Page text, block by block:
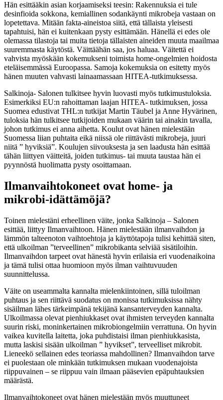
Hän esittääkin asian korjaamiseksi teesin: Rakennuksia ei tule
desinfioida sokkona, kemiallinen sodankäynti mikrobeja vastaan on
lopetettava. Mitään fakta-aineistoa siitä, että tällaista yleisesti
tapahtuisi, hän ei kuitenkaan pysty esittämään. Hänellä ei edes ole
olemassa tilastoja tai muita tietoja tällaisten aineiden muuta maailmaa
suuremmasta käytöstä. Väittäähän saa, jos haluaa. Väitettä ei
vahvista myöskään kokemukseni toimista home-ongelmien hoidosta
eteläisemmässä Euroopassa. Samoja kokemuksia on esitetty myös
hänen muuten vahvasti lainaamassaan HITEA-tutkimuksessa.
Salkinoja- Salonen tulkitsee hyvin luovasti myös tutkimustuloksia.
Esimerkiksi EU:n rahoittaman laajan HITEA- tutkimuksen, jossa
Suomea edustivat THL:n tutkijat Martin Täubel ja Anne Hyvärinen,
tuloksia hän tulkitsee tutkijoiden mukaan väärin tai ainakin tavalla,
johon tutkimus ei anna aihetta. Koulut ovat hänen mielestään
Suomessa liian puhtaita eikä niissä ole riittävästi mikrobeja, juuri
niitä ” hyviksiä”. Koulujen siivouksesta ja sen laadusta hän esittää
tähän liittyen väitteitä, joiden tutkimus- tai muuta taustaa hän ei
pyynnöstä huolimatta pysty osoittamaan.
Ilmanvaihtokoneet ovat home- ja
mikrobi-idättämöjä?
Toinen mielestäni erheellinen väite, jonka Salkinoja – Salonen
esittää, liittyy Ilmanvaihtoon. Hänen mielestään ilmanvaihdon ja
lämmön talteenoton vaihtoehtoja ja käyttötapoja tulisi kehittää siten,
että ulkoilman ”terveellinen” mikrobikanta selviää sisätiloihin.
Ilmanvaihdon tarpeet ovat hänestä hyvin erilaisia eri vuodenaikoina
ja tämä tulisi ottaa huomioon myös ilman vaihtuvuuden
suunnittelussa.
Väite on useammalta kannalta mielenkiintoinen, sillä tuloilman
puhtaus ja sen riittävä suodatus on monissa tutkimuksissa nähty
sisäilman lähes tärkeimpänä tekijänä kansanterveyden kannalta.
Ulkoilmassa olevat pienhiukkaset ovat ihmisten terveyden kannalta
suurin riski, moninkertainen mikrobiongelmiin verrattuna. On hyvin
vaikea kuvitella laitetta, joka puhdistaisi ilman pienhiukkasista,
mutta laskisi sisään ulkoilman ” hyvikset”, terveelliset mikrobit.
Lieneekö sellainen edes teoriassa mahdollinen? Ilmanvaihdon tarve
ei puolestaan ole minkään tutkimuksen mukaan vuodenajoista
riippuvainen – se riippuu vain ilmaan pääsevien epäpuhtauksien
määrästä.
Ilmanvaihtokoneet ovat hänen mielestään myös muuttuneet